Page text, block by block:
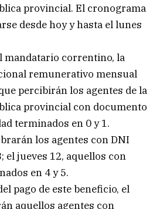
provincial. El cronograma
desde hoy y hasta el lunes
mandatario correntino, la
remunerativo mensual
percibirán los agentes de la
provincial con documento
terminados en 0 y 1.
los agentes con DNI
el jueves 12, aquellos con
en 4 y 5.
pago de este beneficio, el
aquellos agentes con